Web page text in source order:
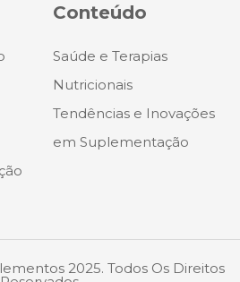
Conteúdo
Saúde e Terapias
Nutricionais
Tendências e Inovações
em Suplementação
2025. Todos Os Direitos